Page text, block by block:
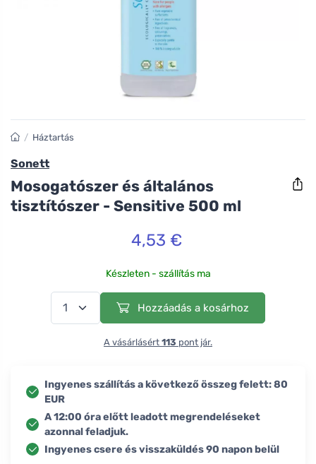
/ Háztartás
Sonett
Mosogatószer és általános
tisztítószer - Sensitive 500 ml
4,53 €
Készleten - szállítás ma
Hozzáadás a kosárhoz
A vásárlásért 113 pont jár.
Ingyenes szállítás a következő összeg felett: 80
EUR
A 12:00 óra előtt leadott megrendeléseket
azonnal feladjuk.
Ingyenes csere és visszaküldés 90 napon belül